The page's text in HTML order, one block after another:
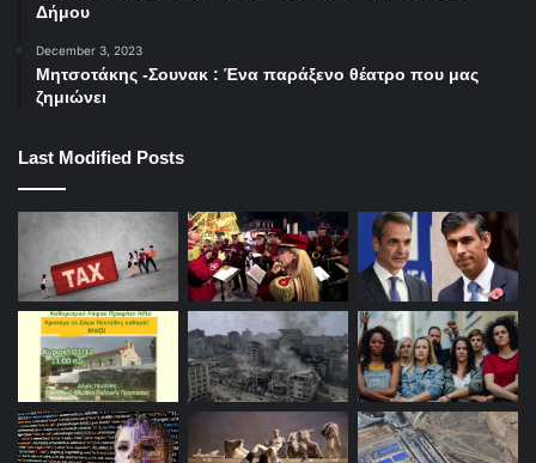
Δήμου
December 3, 2023
Μητσοτάκης -Σουνακ : Ένα παράξενο θέατρο που μας
ζημιώνει
Last Modified Posts